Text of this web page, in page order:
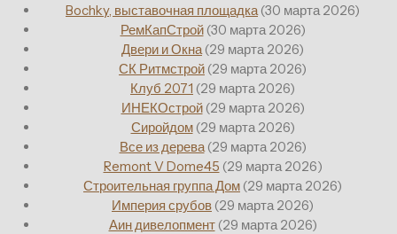
Bochky, выставочная площадка (30 марта 2026)
РемКапСтрой (30 марта 2026)
Двери и Окна (29 марта 2026)
СК Ритмстрой (29 марта 2026)
Клуб 2071 (29 марта 2026)
ИНЕКОстрой (29 марта 2026)
Сиройдом (29 марта 2026)
Все из дерева (29 марта 2026)
Remont V Dome45 (29 марта 2026)
Строительная группа Дом (29 марта 2026)
Империя срубов (29 марта 2026)
Аин дивелопмент (29 марта 2026)